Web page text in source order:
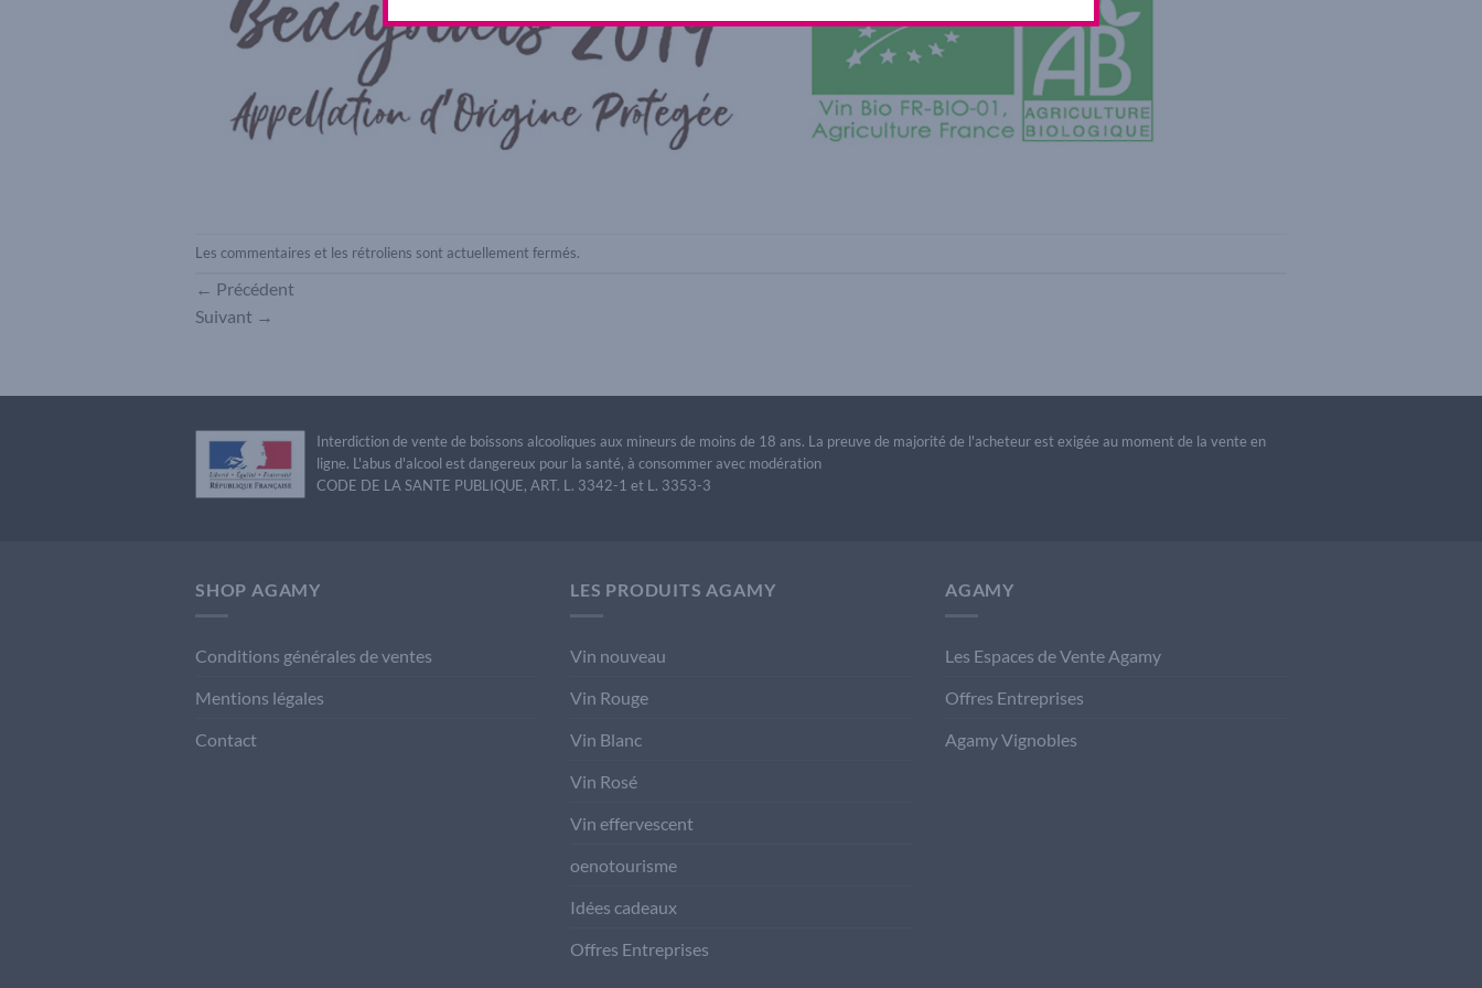
Les commentaires et les rétroliens sont actuellement fermés.
← Précédent
Suivant →
Interdiction de vente de boissons alcooliques aux mineurs de moins de 18 ans. La preuve de majorité de l'acheteur est exigée au moment de la vente en
ligne. L'abus d'alcool est dangereux pour la santé, à consommer avec modération
CODE DE LA SANTE PUBLIQUE, ART. L. 3342-1 et L. 3353-3
SHOP AGAMY
Conditions générales de ventes
Mentions légales
Contact
LES PRODUITS AGAMY
Vin nouveau
Vin Rouge
Vin Blanc
Vin Rosé
Vin effervescent
oenotourisme
Idées cadeaux
Offres Entreprises
AGAMY
Les Espaces de Vente Agamy
Offres Entreprises
Agamy Vignobles